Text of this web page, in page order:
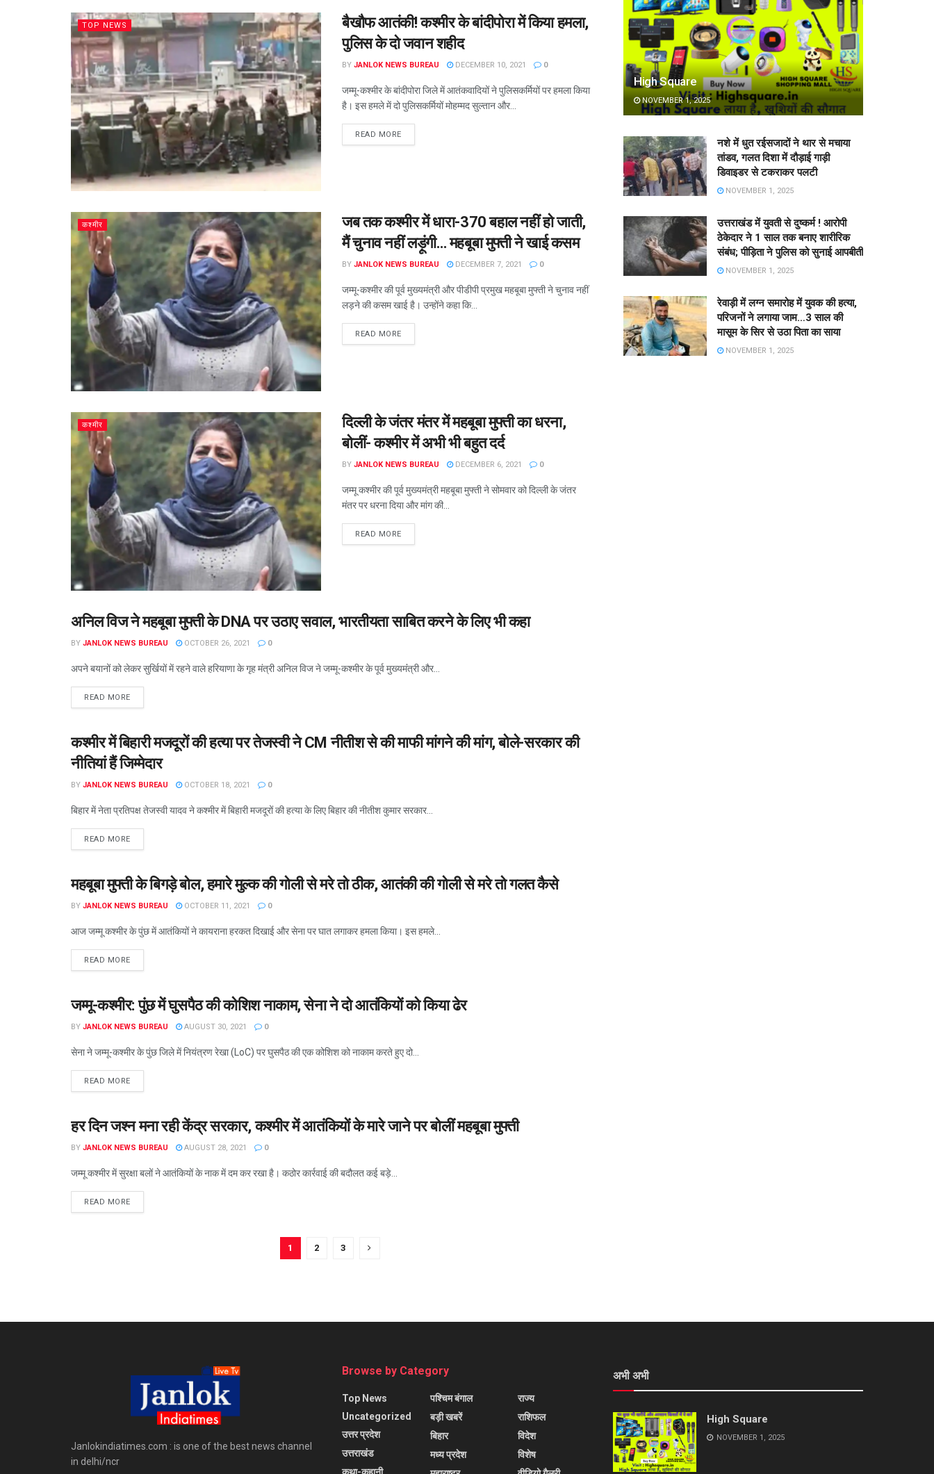
TOP NEWS
बैखौफ आतंकी! कश्मीर के बांदीपोरा में किया हमला,
पुलिस के दो जवान शहीद
BY JANLOK NEWS BUREAU DECEMBER 10, 2021 0
जम्मू-कश्मीर के बांदीपोरा जिले में आतंकवादियों ने पुलिसकर्मियों पर हमला किया
है। इस हमले में दो पुलिसकर्मियों मोहम्मद सुल्तान और...
READ MORE
कश्मीर
जब तक कश्मीर में धारा-370 बहाल नहीं हो जाती,
मैं चुनाव नहीं लड़ूंगी… महबूबा मुफ्ती ने खाई कसम
BY JANLOK NEWS BUREAU DECEMBER 7, 2021 0
जम्मू-कश्मीर की पूर्व मुख्यमंत्री और पीडीपी प्रमुख महबूबा मुफ्ती ने चुनाव नहीं
लड़ने की कसम खाई है। उन्होंने कहा कि...
READ MORE
कश्मीर
दिल्ली के जंतर मंतर में महबूबा मुफ्ती का धरना,
बोलीं- कश्मीर में अभी भी बहुत दर्द
BY JANLOK NEWS BUREAU DECEMBER 6, 2021 0
जम्मू कश्मीर की पूर्व मुख्यमंत्री महबूबा मुफ्ती ने सोमवार को दिल्ली के जंतर
मंतर पर धरना दिया और मांग की...
READ MORE
कश्मीर
अनिल विज ने महबूबा मुफ्ती के DNA पर उठाए सवाल, भारतीयता साबित करने के लिए भी कहा
BY JANLOK NEWS BUREAU OCTOBER 26, 2021 0
अपने बयानों को लेकर सुर्खियों में रहने वाले हरियाणा के गृह मंत्री अनिल विज ने जम्मू-कश्मीर के पूर्व मुख्यमंंत्री और...
READ MORE
कश्मीर
कश्‍मीर में बिहारी मजदूरों की हत्‍या पर तेजस्‍वी ने CM नीतीश से की माफी मांगने की मांग, बोले-सरकार की
नीतियां हैं जिम्‍मेदार
BY JANLOK NEWS BUREAU OCTOBER 18, 2021 0
बिहार में नेता प्रतिपक्ष तेजस्‍वी यादव ने कश्‍मीर में बिहारी मजदूरों की हत्‍या के लिए बिहार की नीतीश कुमार सरकार...
READ MORE
कश्मीर
महबूबा मुफ्ती के बिगड़े बोल, हमारे मुल्क की गोली से मरे तो ठीक, आतंकी की गोली से मरे तो गलत कैसे
BY JANLOK NEWS BUREAU OCTOBER 11, 2021 0
आज जम्मू कश्मीर के पुंछ में आतंकियों ने कायराना हरकत दिखाई और सेना पर घात लगाकर हमला किया। इस हमले...
READ MORE
कश्मीर
जम्मू-कश्मीर: पुंछ में घुसपैठ की कोशिश नाकाम, सेना ने दो आतंकियों को किया ढेर
BY JANLOK NEWS BUREAU AUGUST 30, 2021 0
सेना ने जम्मू-कश्मीर के पुंछ जिले में नियंत्रण रेखा (LoC) पर घुसपैठ की एक कोशिश को नाकाम करते हुए दो...
READ MORE
कश्मीर
हर दिन जश्न मना रही केंद्र सरकार, कश्मीर में आतंकियों के मारे जाने पर बोलीं महबूबा मुफ्ती
BY JANLOK NEWS BUREAU AUGUST 28, 2021 0
जम्मू कश्मीर में सुरक्षा बलों ने आतंकियों के नाक में दम कर रखा है। कठोर कार्रवाई की बदौलत कई बड़े...
READ MORE
1 2 3
High Square
NOVEMBER 1, 2025
नशे में धुत रईसजादों ने थार से मचाया
तांडव, गलत दिशा में दौड़ाई गाड़ी
डिवाइडर से टकराकर पलटी
NOVEMBER 1, 2025
उत्तराखंड में युवती से दुष्कर्म ! आरोपी
ठेकेदार ने 1 साल तक बनाए शारीरिक
संबंध; पीड़िता ने पुलिस को सुनाई आपबीती
NOVEMBER 1, 2025
रेवाड़ी में लग्न समारोह में युवक की हत्या,
परिजनों ने लगाया जाम…3 साल की
मासूम के सिर से उठा पिता का साया
NOVEMBER 1, 2025
Janlokindiatimes.com : is one of the best news channel
in delhi/ncr
Browse by Category
Top News
Uncategorized
उत्तर प्रदेश
उत्तराखंड
पश्चिम बंगाल
बड़ी खबरें
बिहार
मध्य प्रदेश
राज्य
राशिफल
विदेश
विशेष
अभी अभी
High Square
NOVEMBER 1, 2025